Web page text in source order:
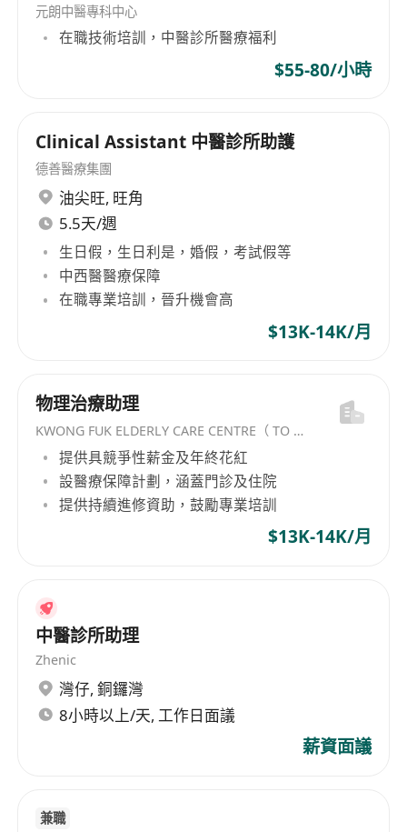
即時上班優先
元朗中醫專科中心
在職技術培訓，中醫診所醫療福利
$55-80/小時
Clinical Assistant 中醫診所助護
德善醫療集團
油尖旺, 旺角
5.5天/週
生日假，生日利是，婚假，考試假等
中西醫醫療保障
在職專業培訓，晉升機會高
$13K-14K/月
物理治療助理
KWONG FUK ELDERLY CARE CENTRE（ TO KWA WAN) LIMITED
提供具競爭性薪金及年終花紅
設醫療保障計劃，涵蓋門診及住院
提供持續進修資助，鼓勵專業培訓
$13K-14K/月
中醫診所助理
Zhenic
灣仔, 銅鑼灣
8小時以上/天, 工作日面議
薪資面議
兼職